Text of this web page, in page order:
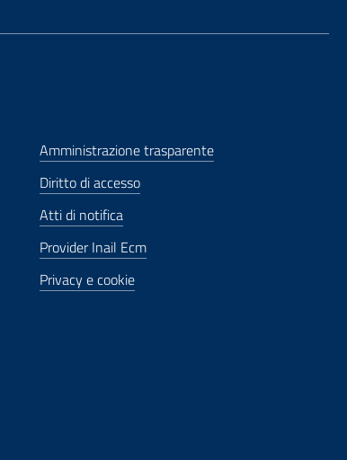
Amministrazione trasparente
Diritto di accesso
Atti di notifica
Provider Inail Ecm
Privacy e cookie